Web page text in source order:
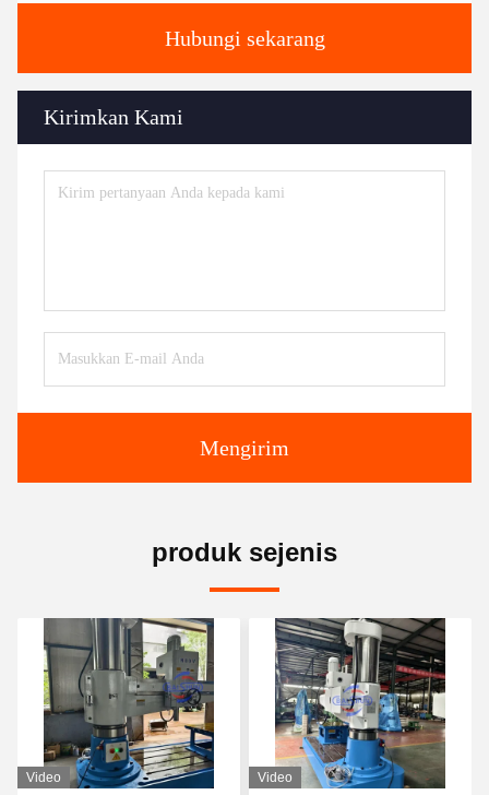
Hubungi sekarang
Kirimkan Kami
Mengirim
produk sejenis
Video Video